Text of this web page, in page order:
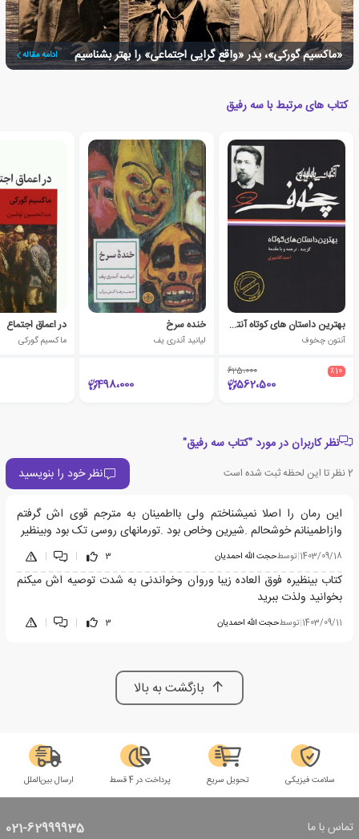
«ماکسیم گورکی»، پدر «واقع گرایی اجتماعی» را بهتر بشناسیم ادامه مقاله
کتاب های مرتبط با سه رفیق
بهترین داستان های کوتاه آنتون چخوف
آنتون چخوف
٪10 625،000
562،500
خنده سرخ
لیانید آندری یف
498،000
در اعماق اجتماع
ماکسیم گورکی
نظر کاربران در مورد "کتاب سه رفیق"
2نظر تا این لحظه ثبت شده است نظر خود را بنویسید
این رمان را اصلا نمیشناختم ولی بااطمینان به مترجم قوی اش گرفتم
وازاطمینانم خوشحالم .شیرین وخاص بود .تورمانهای روسی تک بود وبینظیر
1403/09/18
|توسطحجت الله احمدیان 3
|
|
کتاب بینظیره فوق العاده زیبا وروان وخواندنی به شدت توصیه اش میکنم
بخوانید ولذت ببرید
1403/09/11
|توسطحجت الله احمدیان 3
|
|
بازگشت به بالا
سلامت فیزیکی تحویل سریع پرداخت در 4 قسط ارسال بین‌الملل
تماس با ما 021-62999935